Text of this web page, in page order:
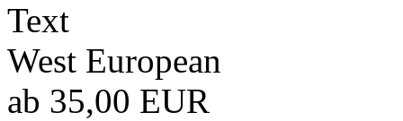
Text
West European
ab 35,00 EUR